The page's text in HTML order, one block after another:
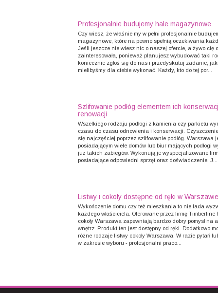
Profesjonalnie budujemy hale magazynowe
Czy wiesz, że właśnie my w pełni profesjonalnie
magazynowe, które na pewno spełnią oczekiwania
Jeśli jeszcze nie wiesz nic o naszej ofercie, a żywo cię
zainteresowała, ponieważ planujesz wybudować taki
koniecznie zgłoś się do nas i przedyskutuj zadanie,
mielibyśmy dla ciebie wykonać. Każdy, kto do tej por...
Szlifowanie podłóg elementem ich
renowacji
Wszelkiego rodzaju podłogi z kamienia czy parkietu
czasu do czasu odnowienia i konserwacji.
się najczęściej poprzez szlifowanie podłóg. Warszawa
posiadającym wiele domów lub biur mających podłogi
już takich zabiegów. Wykonują je wyspecjalizowane
posiadające odpowiedni sprzęt oraz doświadczenie. J...
Listwy i cokoły dostępne od ręki w Warszawie
Wykończenie domu czy też mieszkania to nie lada
każdego właściciela. Oferowane przez firmę Timberline
cokoły Warszawa zapewniają bardzo dobry pomysł na
wnętrz. Produkt ten jest dostępny od ręki. Dodatkowo
różne rodzaje listwy cokoły Warszawa. W razie pytań
w zakresie wyboru - profesjonalni praco...